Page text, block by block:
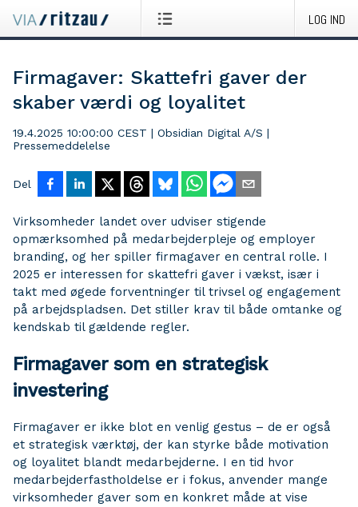
LOG IND
Firmagaver: Skattefri gaver der
skaber værdi og loyalitet
19.4.2025 10:00:00 CEST | Obsidian Digital A/S |
Pressemeddelelse
Del
Virksomheder landet over udviser stigende
opmærksomhed på medarbejderpleje og employer
branding, og her spiller firmagaver en central rolle. I
2025 er interessen for skattefri gaver i vækst, især i
takt med øgede forventninger til trivsel og engagement
på arbejdspladsen. Det stiller krav til både omtanke og
kendskab til gældende regler.
Firmagaver som en strategisk
investering
Firmagaver er ikke blot en venlig gestus – de er også
et strategisk værktøj, der kan styrke både motivation
og loyalitet blandt medarbejderne. I en tid hvor
medarbejderfastholdelse er i fokus, anvender mange
virksomheder gaver som en konkret måde at vise